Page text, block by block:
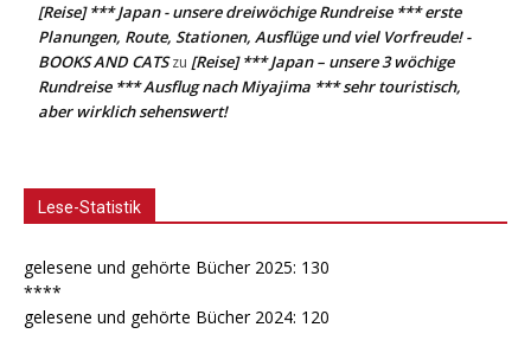
[Reise] *** Japan - unsere dreiwöchige Rundreise *** erste
Planungen, Route, Stationen, Ausflüge und viel Vorfreude! -
BOOKS AND CATSzu [Reise] *** Japan – unsere 3 wöchige
Rundreise *** Ausflug nach Miyajima *** sehr touristisch,
aber wirklich sehenswert!
Lese-Statistik
gelesene und gehörte Bücher 2025: 130
****
gelesene und gehörte Bücher 2024: 120